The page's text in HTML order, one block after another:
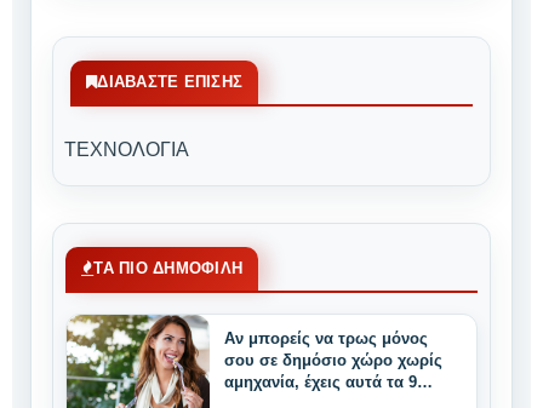
ΔΙΑΒΆΣΤΕ ΕΠΊΣΗΣ
ΤΕΧΝΟΛΟΓΙΑ
ΤΑ ΠΙΟ ΔΗΜΟΦΙΛΗ
Αν μπορείς να τρως μόνος
σου σε δημόσιο χώρο χωρίς
αμηχανία, έχεις αυτά τα 9